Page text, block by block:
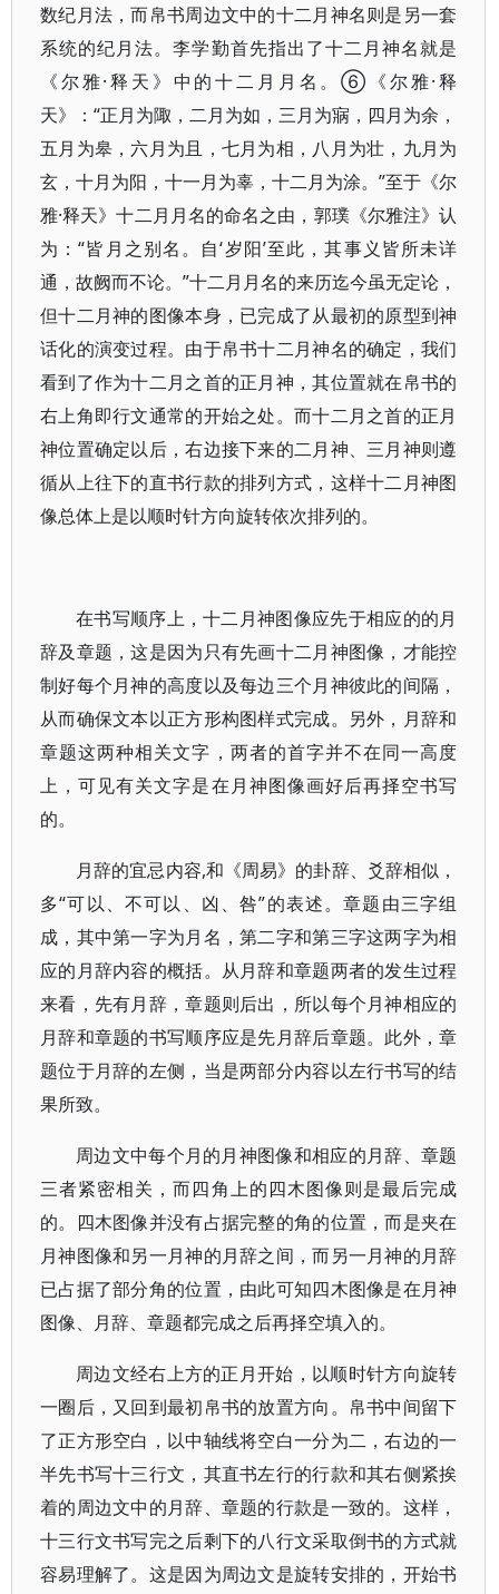
数纪月法，而帛书周边文中的十二月神名则是另一套
系统的纪月法。李学勤首先指出了十二月神名就是
《尔雅·释天》中的十二月月名。⑥《尔雅·释
天》：“正月为陬，二月为如，三月为寎，四月为余，
五月为皋，六月为且，七月为相，八月为壮，九月为
玄，十月为阳，十一月为辜，十二月为涂。”至于《尔
雅·释天》十二月月名的命名之由，郭璞《尔雅注》认
为：“皆月之别名。自‘岁阳’至此，其事义皆所未详
通，故阙而不论。”十二月月名的来历迄今虽无定论，
但十二月神的图像本身，已完成了从最初的原型到神
话化的演变过程。由于帛书十二月神名的确定，我们
看到了作为十二月之首的正月神，其位置就在帛书的
右上角即行文通常的开始之处。而十二月之首的正月
神位置确定以后，右边接下来的二月神、三月神则遵
循从上往下的直书行款的排列方式，这样十二月神图
像总体上是以顺时针方向旋转依次排列的。
在书写顺序上，十二月神图像应先于相应的的月
辞及章题，这是因为只有先画十二月神图像，才能控
制好每个月神的高度以及每边三个月神彼此的间隔，
从而确保文本以正方形构图样式完成。另外，月辞和
章题这两种相关文字，两者的首字并不在同一高度
上，可见有关文字是在月神图像画好后再择空书写
的。
月辞的宜忌内容,和《周易》的卦辞、爻辞相似，
多“可以、不可以、凶、咎”的表述。章题由三字组
成，其中第一字为月名，第二字和第三字这两字为相
应的月辞内容的概括。从月辞和章题两者的发生过程
来看，先有月辞，章题则后出，所以每个月神相应的
月辞和章题的书写顺序应是先月辞后章题。此外，章
题位于月辞的左侧，当是两部分内容以左行书写的结
果所致。
周边文中每个月的月神图像和相应的月辞、章题
三者紧密相关，而四角上的四木图像则是最后完成
的。四木图像并没有占据完整的角的位置，而是夹在
月神图像和另一月神的月辞之间，而另一月神的月辞
已占据了部分角的位置，由此可知四木图像是在月神
图像、月辞、章题都完成之后再择空填入的。
周边文经右上方的正月开始，以顺时针方向旋转
一圈后，又回到最初帛书的放置方向。帛书中间留下
了正方形空白，以中轴线将空白一分为二，右边的一
半先书写十三行文，其直书左行的行款和其右侧紧挨
着的周边文中的月辞、章题的行款是一致的。这样，
十三行文书写完之后剩下的八行文采取倒书的方式就
容易理解了。这是因为周边文是旋转安排的，开始书